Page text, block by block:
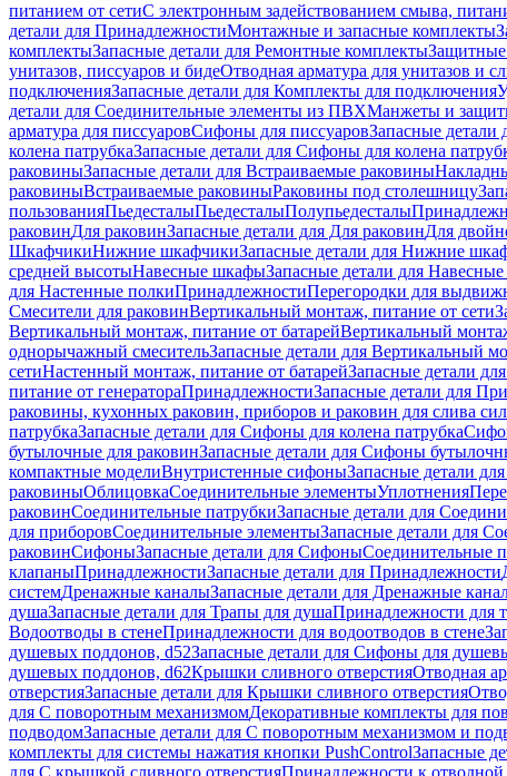
питанием от сетиС электронным задействованием смыва,
детали для ПринадлежностиМонтажные и запасные комплекты
комплектыЗапасные детали для Ремонтные комплекты
унитазов, писсуаров и бидеОтводная арматура для унитазов и
подключенияЗапасные детали для Комплекты для подключения
детали для Соединительные элементы из ПВХМанжеты и
арматура для писсуаровCифоны для писсуаровЗапасные детали
колена патрубкаЗапасные детали для Сифоны для колена
раковиныЗапасные детали для Встраиваемые раковины
раковиныВстраиваемые раковиныРаковины под столешницу
пользованияПьедесталыПьедесталыПолупьедесталы
раковинДля раковинЗапасные детали для Для раковинДля
ШкафчикиНижние шкафчикиЗапасные детали для Нижние
средней высотыНавесные шкафыЗапасные детали для
для Настенные полкиПринадлежностиПерегородки для
Смесители для раковинВертикальный монтаж, питание от сети
Вертикальный монтаж, питание от батарейВертикальный
однорычажный смесительЗапасные детали для Вертикальный
сетиНастенный монтаж, питание от батарейЗапасные детали
питание от генератораПринадлежностиЗапасные детали для
раковины, кухонных раковин, приборов и раковин для слива
патрубкаЗапасные детали для Сифоны для колена патрубка
бутылочные для раковинЗапасные детали для Сифоны
компактные моделиВнутристенные сифоныЗапасные детали
раковиныОблицовкаСоединительные элементыУплотнения
раковинСоединительные патрубкиЗапасные детали для
для приборовСоединительные элементыЗапасные детали для
раковинСифоныЗапасные детали для СифоныСоединительные
клапаныПринадлежностиЗапасные детали для Принадлежности
системДренажные каналыЗапасные детали для Дренажные
душаЗапасные детали для Трапы для душаПринадлежности для
Водоотводы в стенеПринадлежности для водоотводов в стене
душевых поддонов, d52Запасные детали для Сифоны для
душевых поддонов, d62Крышки сливного отверстияОтводная
отверстияЗапасные детали для Крышки сливного отверстия
для С поворотным механизмомДекоративные комплекты для
подводомЗапасные детали для С поворотным механизмом и
комплекты для системы нажатия кнопки PushControlЗапасные
для С крышкой сливного отверстияПринадлежности к отводной